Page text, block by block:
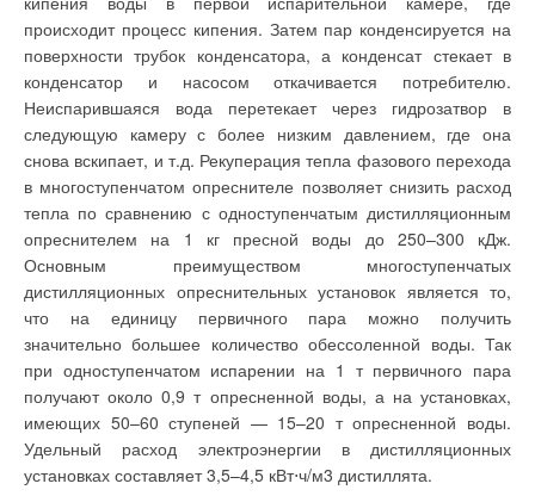
происходит процесс кипения. Затем пар конденсируется на
поверхности трубок конденсатора, а конденсат стекает в
конденсатор и насосом откачивается потребителю.
Неиспарившаяся вода перетекает через гидрозатвор в
следующую камеру с более низким давлением, где она
снова вскипает, и т.д. Рекуперация тепла фазового перехода
в многоступенчатом опреснителе позволяет снизить расход
тепла по сравнению с одноступенчатым дистилляционным
опреснителем на 1 кг пресной воды до 250–300 кДж.
Основным преимуществом многоступенчатых
дистилляционных опреснительных установок является то,
что на единицу первичного пара можно получить
значительно большее количество обессоленной воды. Так
при одноступенчатом испарении на 1 т первичного пара
получают около 0,9 т опресненной воды, а на установках,
имеющих 50–60 ступеней — 15–20 т опресненной воды.
Удельный расход электроэнергии в дистилляционных
установках составляет 3,5–4,5 кВт⋅ч/м3 дистиллята.
В «малый» контур входят следующие агрегаты: насосный
агрегат 9 с регулирующим клапаном 10, утилизатор 11,
передающий теплоту от источника ВЭР с меньшим
температурным перепадом; калориферы 12 приточной
установки 13, в состав которой входит дополнительный
воздухоподогреватель 14, в случае необходимости
питающийся от стационарного источника тепла. В качестве
промежуточного теплоносителя циркуляционного контура
системы утилизации авторами рекомендуются
незамерзающая жидкость. Работа схемы осуществляется
следующим образом: при незначительных температурах
наружного воздуха (переходный период) клапан 8 закрывает
проход теплоносителя из «большого» контура в «малый».
Плановый догреватель 4 не работает. Регулирование
температуры в подающей линии 15 осуществляется
клапаном 2, обеспечивая стабилизацию температуры
источником тепловой
энергии.
Наиболее простое и
дешевое решение для
небольших домов
заключается в
автономных
электрических
широком спектре
представлены на
рынке. Однако
последние могут
применяться только
для местного
отопления (например,
санузла), а самое
главное — являются
пожароопасными и,
установленных
требований пожарной
безопасности [9, 11,
12], должны
находиться под
постоянным